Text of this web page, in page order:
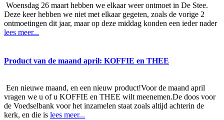
Woensdag 26 maart hebben we elkaar weer ontmoet in De Stee.
Deze keer hebben we niet met elkaar gegeten, zoals de vorige 2
ontmoetingen dit jaar, maar op deze middag konden een ieder nader
lees meer...
Product van de maand april: KOFFIE en THEE
Een nieuwe maand, en een nieuw product!Voor de maand april
vragen we u of u KOFFIE en THEE wilt meenemen.De doos voor
de Voedselbank voor het inzamelen staat zoals altijd achterin de
kerk, en die is lees meer...